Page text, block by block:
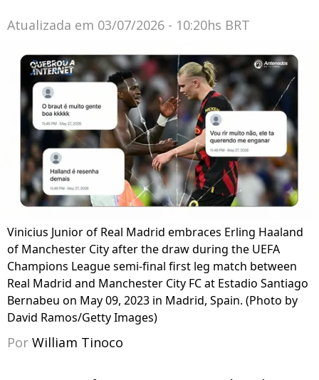
Atualizada em 03/07/2026 - 10:20hs BRT
Vinicius Junior of Real Madrid embraces Erling Haaland
of Manchester City after the draw during the UEFA
Champions League semi-final first leg match between
Real Madrid and Manchester City FC at Estadio Santiago
Bernabeu on May 09, 2023 in Madrid, Spain. (Photo by
David Ramos/Getty Images)
Por William Tinoco